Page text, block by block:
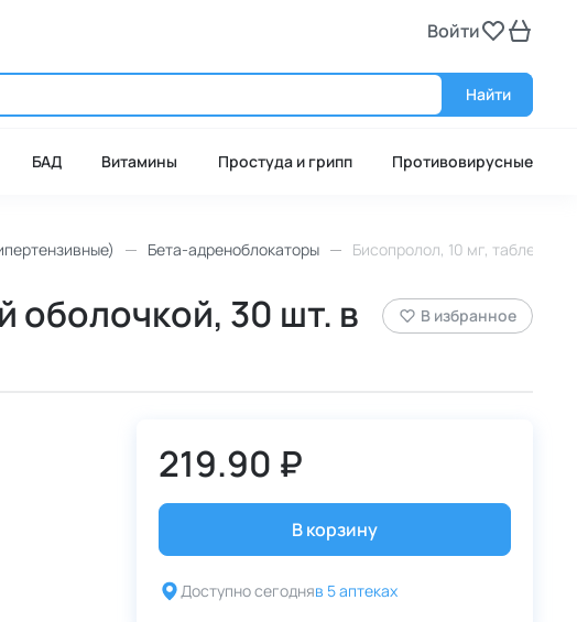
Войти
Найти
БАД Витамины Простуда и грипп Противовирусные
Бета-адреноблокаторы Бисопролол, 10 мг, таблетки,
оболочкой, 30 шт. в
В избранное
219.90 ₽
В корзину
Доступно сегодняв 5 аптеках